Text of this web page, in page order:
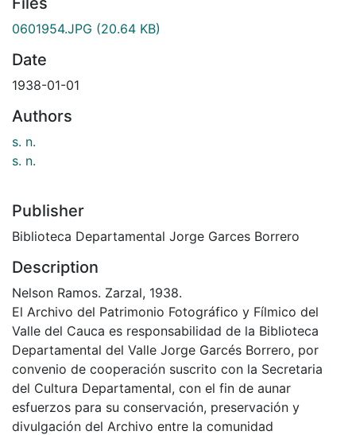
0601954.JPG (20.64 KB)
Date
1938-01-01
Authors
s. n.
s. n.
Publisher
Biblioteca Departamental Jorge Garces Borrero
Description
Nelson Ramos. Zarzal, 1938.
El Archivo del Patrimonio Fotográfico y Fílmico del
Valle del Cauca es responsabilidad de la Biblioteca
Departamental del Valle Jorge Garcés Borrero, por
convenio de cooperación suscrito con la Secretaria
del Cultura Departamental, con el fin de aunar
esfuerzos para su conservación, preservación y
divulgación del Archivo entre la comunidad